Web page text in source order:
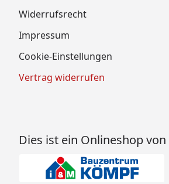
Widerrufsrecht
Impressum
Cookie-Einstellungen
Vertrag widerrufen
Dies ist ein Onlineshop von